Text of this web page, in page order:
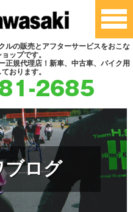
ルの販売とアフターサービスをおこな
ップです。
正規代理店！新車、中古車、バイク用
おります。
ブログ